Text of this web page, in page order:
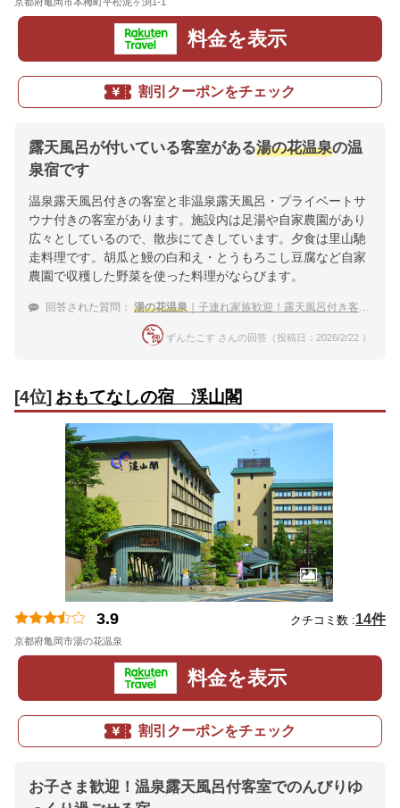
料金を表示
割引クーポンをチェック
露天風呂が付いている客室がある湯の花温泉の温
泉宿です
温泉露天風呂付きの客室と非温泉露天風呂・プライベートサ
ウナ付きの客室があります。施設内は足湯や自家農園があり
広々としているので、散歩にてきしています。夕食は里山馳
走料理です。胡瓜と鰻の白和え・とうもろこし豆腐など自家
農園で収穫した野菜を使った料理がならびます。
回答された質問： 湯の花温泉 ｜子連れ家族歓迎！露天風呂付き客室がある宿のおすすめは？
ずんたこす さんの回答（投稿日：2026/2/22 ）
[4位] おもてなしの宿 渓山閣
3.9 クチコミ数 :14件
京都府亀岡市湯の花温泉
料金を表示
割引クーポンをチェック
お子さま歓迎！温泉露天風呂付客室でのんびりゆ